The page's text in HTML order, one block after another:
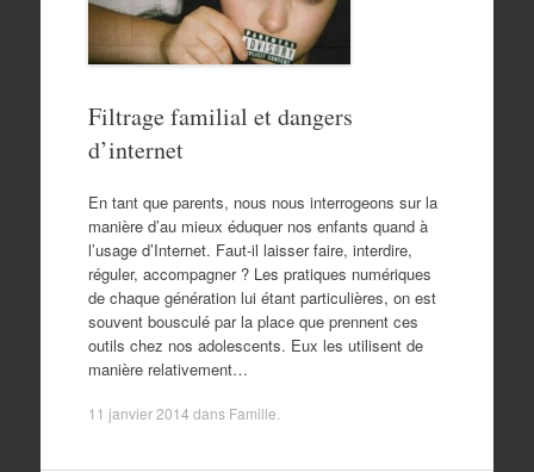
Filtrage familial et dangers
d’internet
En tant que parents, nous nous interrogeons sur la
manière d’au mieux éduquer nos enfants quand à
l’usage d’Internet. Faut-il laisser faire, interdire,
réguler, accompagner ? Les pratiques numériques
de chaque génération lui étant particulières, on est
souvent bousculé par la place que prennent ces
outils chez nos adolescents. Eux les utilisent de
manière relativement…
11 janvier 2014 dans Famille